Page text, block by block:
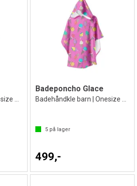
Badeponcho Glace
5på lager
499,-